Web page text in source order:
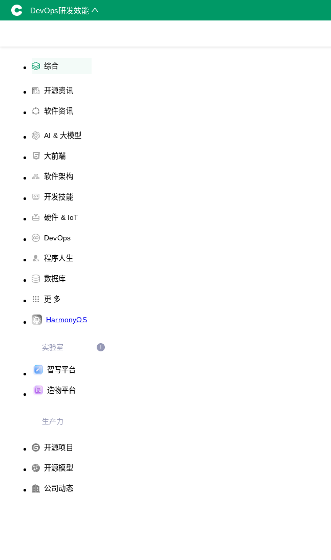
DevOps研发效能
综合
开源资讯
软件资讯
AI & 大模型
大前端
软件架构
开发技能
硬件 & IoT
DevOps
程序人生
数据库
更 多
HarmonyOS
实验室
智写平台
造物平台
生产力
开源项目
开源模型
公司动态